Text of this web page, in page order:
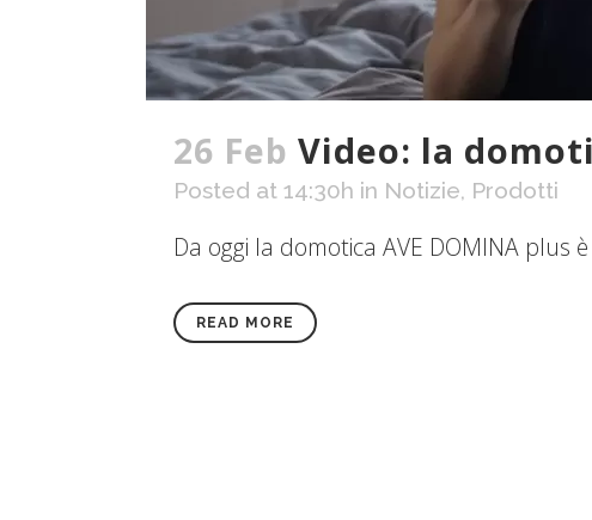
26 Feb Video: la
Posted at 14:30h in Notizie, Prodotti
Da oggi la domotica AVE DOMINA plus
READ MORE